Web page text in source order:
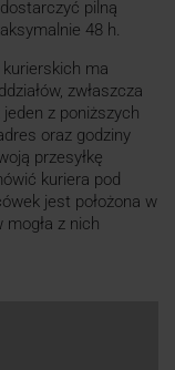
pilną
48 h.
ma
zwłaszcza
z poniższych
oraz godziny
przesyłkę
kuriera pod
jest położona w
z nich